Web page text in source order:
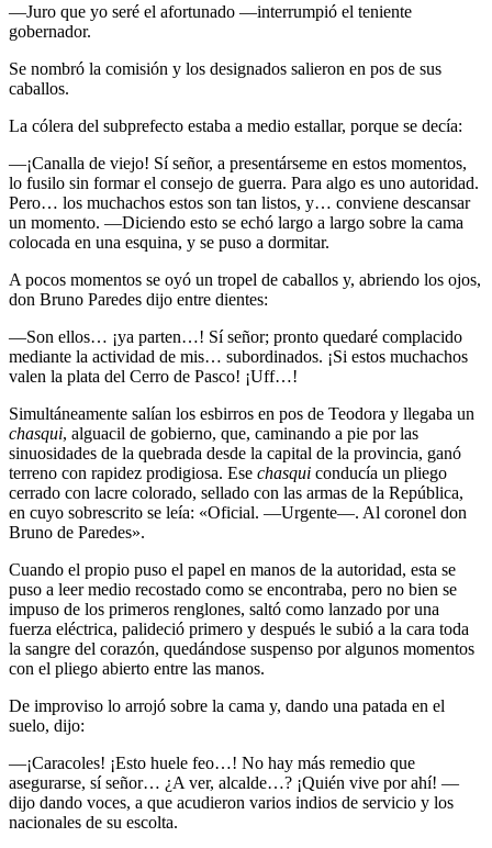
—Juro que yo seré el afortunado —interrumpió el teniente
gobernador.
Se nombró la comisión y los designados salieron en pos de sus
caballos.
La cólera del subprefecto estaba a medio estallar, porque se decía:
—¡Canalla de viejo! Sí señor, a presentárseme en estos momentos,
lo fusilo sin formar el consejo de guerra. Para algo es uno autoridad.
Pero… los muchachos estos son tan listos, y… conviene descansar
un momento. —Diciendo esto se echó largo a largo sobre la cama
colocada en una esquina, y se puso a dormitar.
A pocos momentos se oyó un tropel de caballos y, abriendo los ojos,
don Bruno Paredes dijo entre dientes:
—Son ellos… ¡ya parten…! Sí señor; pronto quedaré complacido
mediante la actividad de mis… subordinados. ¡Si estos muchachos
valen la plata del Cerro de Pasco! ¡Uff…!
Simultáneamente salían los esbirros en pos de Teodora y llegaba un
chasqui, alguacil de gobierno, que, caminando a pie por las
sinuosidades de la quebrada desde la capital de la provincia, ganó
terreno con rapidez prodigiosa. Ese chasqui conducía un pliego
cerrado con lacre colorado, sellado con las armas de la República,
en cuyo sobrescrito se leía: «Oficial. —Urgente—. Al coronel don
Bruno de Paredes».
Cuando el propio puso el papel en manos de la autoridad, esta se
puso a leer medio recostado como se encontraba, pero no bien se
impuso de los primeros renglones, saltó como lanzado por una
fuerza eléctrica, palideció primero y después le subió a la cara toda
la sangre del corazón, quedándose suspenso por algunos momentos
con el pliego abierto entre las manos.
De improviso lo arrojó sobre la cama y, dando una patada en el
suelo, dijo:
—¡Caracoles! ¡Esto huele feo…! No hay más remedio que
asegurarse, sí señor… ¿A ver, alcalde…? ¡Quién vive por ahí! —
dijo dando voces, a que acudieron varios indios de servicio y los
nacionales de su escolta.